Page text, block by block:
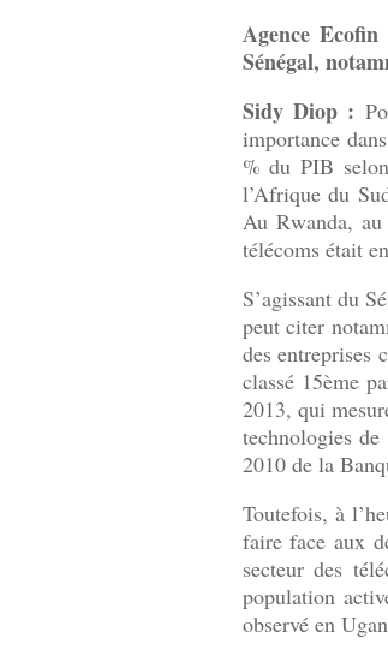
Agence
Sénégal,
Sidy Diop :
importance
% du PIB
l’Afrique du
Au Rwanda,
télécoms était
S’agissant du
peut citer
des entreprises
classé 15ème
2013, qui
technologies
2010 de la
Toutefois, à
faire face aux
secteur des
population
observé en